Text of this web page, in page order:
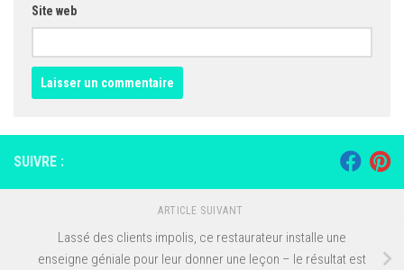
Site web
SUIVRE :
ARTICLE SUIVANT
Lassé des clients impolis, ce restaurateur installe une
enseigne géniale pour leur donner une leçon – le résultat est